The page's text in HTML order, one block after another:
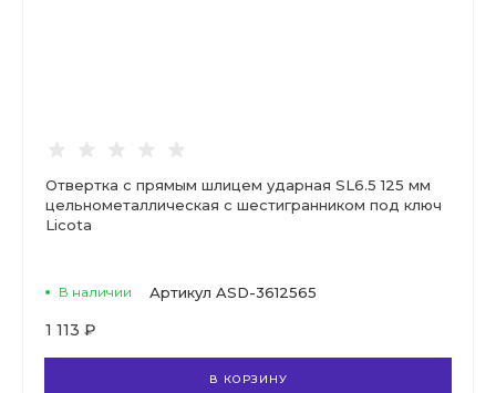
Отвертка с прямым шлицем ударная SL6.5 125 мм
цельнометаллическая с шестигранником под ключ
Licota
В наличии Артикул ASD-3612565
1 113 ₽
В КОРЗИНУ